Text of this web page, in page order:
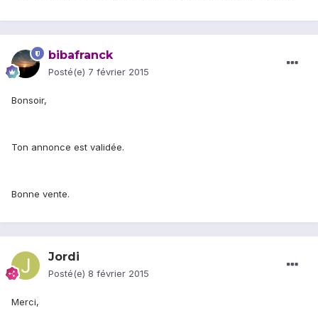
bibafranck
Posté(e) 7 février 2015
Bonsoir,
Ton annonce est validée.
Bonne vente.
Jordi
Posté(e) 8 février 2015
Merci,